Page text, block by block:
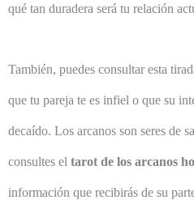
qué tan duradera será tu relación
También, puedes consultar esta
que tu pareja te es infiel o que su
decaído. Los arcanos son seres de
consultes el tarot de los arcanos
información que recibirás de su